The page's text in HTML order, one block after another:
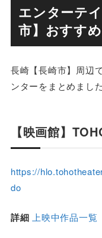
エンターテ
市】おすす
長崎【長崎市】周辺
ンターをまとめました
【映画館】
https://
do
詳細 上映中作品一覧